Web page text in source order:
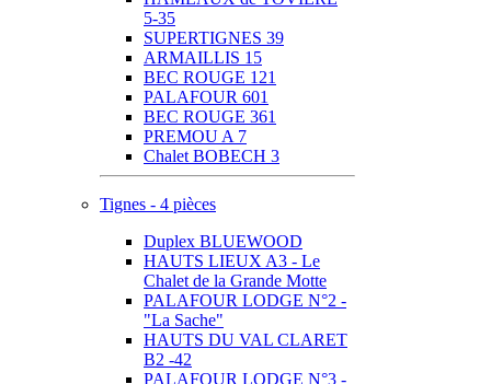
5-35
SUPERTIGNES 39
ARMAILLIS 15
BEC ROUGE 121
PALAFOUR 601
BEC ROUGE 361
PREMOU A 7
Chalet BOBECH 3
Tignes - 4 pièces
Duplex BLUEWOOD
HAUTS LIEUX A3 - Le
Chalet de la Grande Motte
PALAFOUR LODGE N°2 -
"La Sache"
HAUTS DU VAL CLARET
B2 -42
PALAFOUR LODGE N°3 -